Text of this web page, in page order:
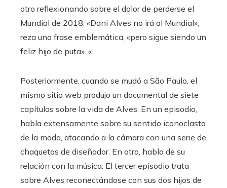
otro reflexionando sobre el dolor de perderse el
Mundial de 2018. «Dani Alves no irá al Mundial»,
reza una frase emblemática, «pero sigue siendo un
feliz hijo de puta». «.
Posteriormente, cuando se mudó a São Paulo, el
mismo sitio web produjo un documental de siete
capítulos sobre la vida de Alves. En un episodio,
habla extensamente sobre su sentido iconoclasta
de la moda, atacando a la cámara con una serie de
chaquetas de diseñador. En otro, habla de su
relación con la música. El tercer episodio trata
sobre Alves reconectándose con sus dos hijos de